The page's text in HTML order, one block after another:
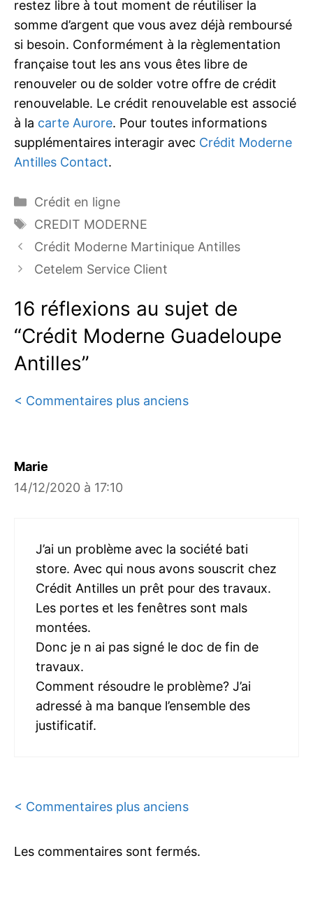
restez libre à tout moment de réutiliser la
somme d’argent que vous avez déjà remboursé
si besoin. Conformément à la règlementation
française tout les ans vous êtes libre de
renouveler ou de solder votre offre de crédit
renouvelable. Le crédit renouvelable est associé
à la carte Aurore. Pour toutes informations
supplémentaires interagir avec Crédit Moderne
Antilles Contact.
Catégories
Crédit en ligne
Étiquettes
CREDIT MODERNE
Crédit Moderne Martinique Antilles
Cetelem Service Client
16 réflexions au sujet de
“Crédit Moderne Guadeloupe
Antilles”
Navigation
commentaires
< Commentaires plus anciens
Marie
14/12/2020 à 17:10
J’ai un problème avec la société bati
store. Avec qui nous avons souscrit chez
Crédit Antilles un prêt pour des travaux.
Les portes et les fenêtres sont mals
montées.
Donc je n ai pas signé le doc de fin de
travaux.
Comment résoudre le problème? J’ai
adressé à ma banque l’ensemble des
justificatif.
Navigation
commentaires
< Commentaires plus anciens
Les commentaires sont fermés.